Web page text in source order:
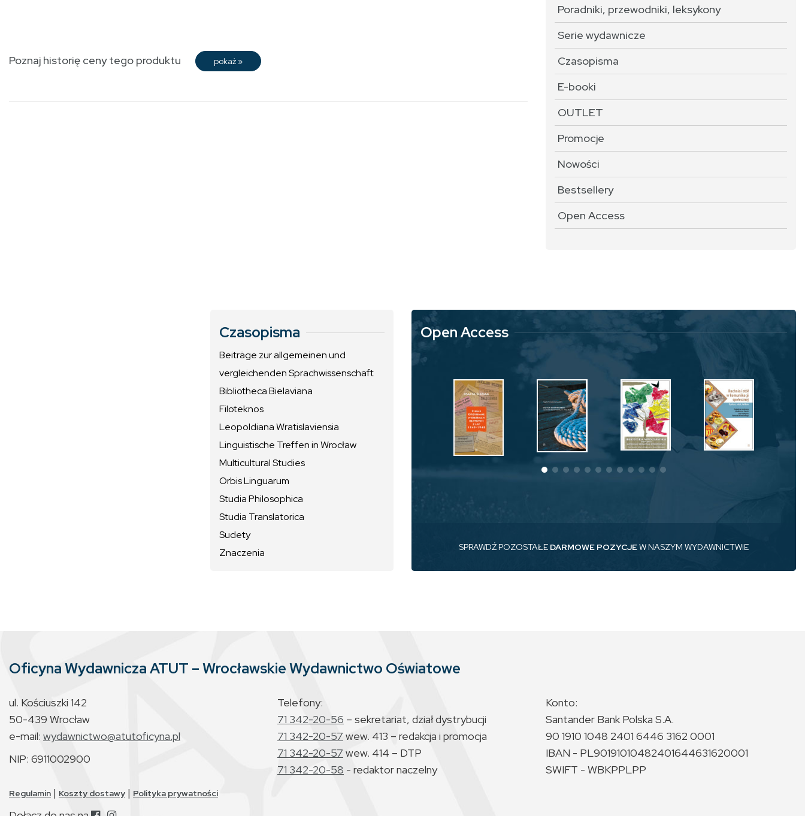
Poznaj historię ceny tego produktu pokaż »
Poradniki, przewodniki, leksykony
Serie wydawnicze
Czasopisma
E-booki
OUTLET
Promocje
Nowości
Bestsellery
Open Access
Czasopisma
Beiträge zur allgemeinen und
vergleichenden Sprachwissenschaft
Bibliotheca Bielaviana
Filoteknos
Leopoldiana Wratislaviensia
Linguistische Treffen in Wrocław
Multicultural Studies
Orbis Linguarum
Studia Philosophica
Studia Translatorica
Sudety
Znaczenia
Open Access
SPRAWDŹ POZOSTAŁE DARMOWE POZYCJEW NASZYM WYDAWNICTWIE
Oficyna Wydawnicza ATUT – Wrocławskie Wydawnictwo Oświatowe
ul. Kościuszki 142
50-439 Wrocław
e-mail: wydawnictwo@atutoficyna.pl
NIP: 6911002900
Telefony:
71 342-20-56 – sekretariat, dział dystrybucji
71 342-20-57 wew. 413 – redakcja i promocja
71 342-20-57 wew. 414 – DTP
71 342-20-58 - redaktor naczelny
Konto:
Santander Bank Polska S.A.
90 1910 1048 2401 6446 3162 0001
IBAN - PL90191010482401644631620001
SWIFT - WBKPPLPP
Regulamin | Koszty dostawy | Polityka prywatności